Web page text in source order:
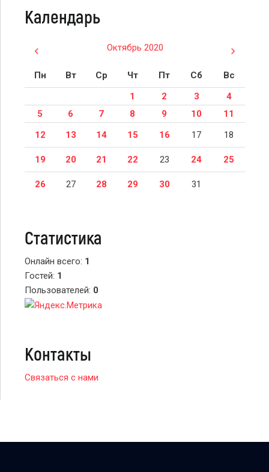
Календарь
Октябрь 2020
Пн Вт Ср Чт Пт Сб
Вс
1
2 3
4
5
6 7 8 9 10
11
12
13 14 15 16 17 18
19 20 21 22 23 24 25
26 27 28 29 30 31
Статистика
Онлайн всего: 1
Гостей: 1
Пользователей: 0
Контакты
Связаться с нами